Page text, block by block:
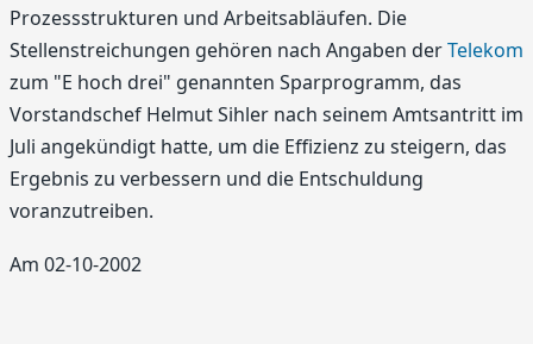
Prozessstrukturen und Arbeitsabläufen. Die
Stellenstreichungen gehören nach Angaben derTelekom
zum "E hoch drei" genannten Sparprogramm, das
Vorstandschef Helmut Sihler nach seinem Amtsantritt im
Juli angekündigt hatte, um die Effizienz zu steigern, das
Ergebnis zu verbessern und die Entschuldung
voranzutreiben.
Am 02-10-2002